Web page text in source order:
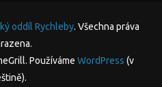
oddíl Rychleby. Všechna práva
Používáme WordPress (v